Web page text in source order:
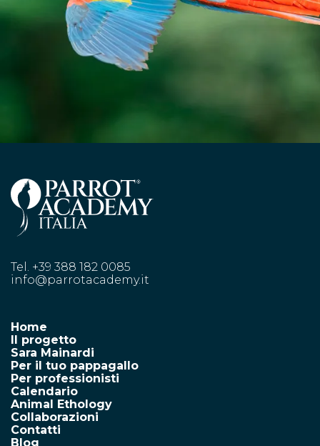
Tel. +39 388 182 0085
info@parrotacademy.it
Home
Il progetto
Sara Mainardi
Per il tuo pappagallo
Per professionisti
Calendario
Animal Ethology
Collaborazioni
Contatti
Blog